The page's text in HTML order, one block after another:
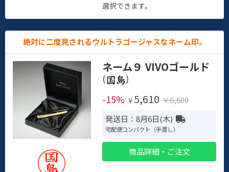
選択できます。
絶対に二度見されるウルトラゴージャスなネーム印。
ネーム９ VIVOゴールド
(
)
-15% ￥ 5,610 ￥6,600
発送日：8月6日(木)
宅配便コンパクト（手渡し）
商品詳細・ご注文